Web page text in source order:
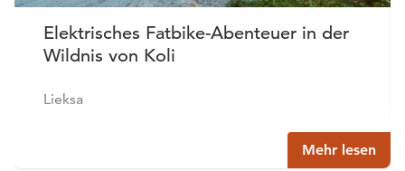
Elektrisches Fatbike-Abenteuer in der
Wildnis von Koli
Lieksa
Mehr lesen